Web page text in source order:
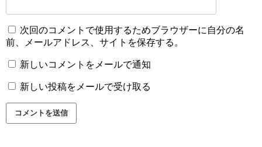
次回のコメントで使用するためブラウザーに自分の名
前、メールアドレス、サイトを保存する。
新しいコメントをメールで通知
新しい投稿をメールで受け取る